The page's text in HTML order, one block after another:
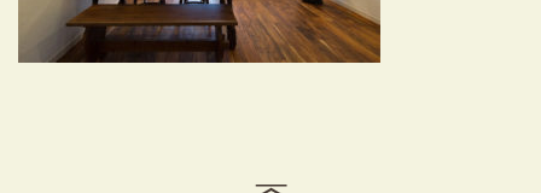
リフォーム・リノベーションをお考えの方